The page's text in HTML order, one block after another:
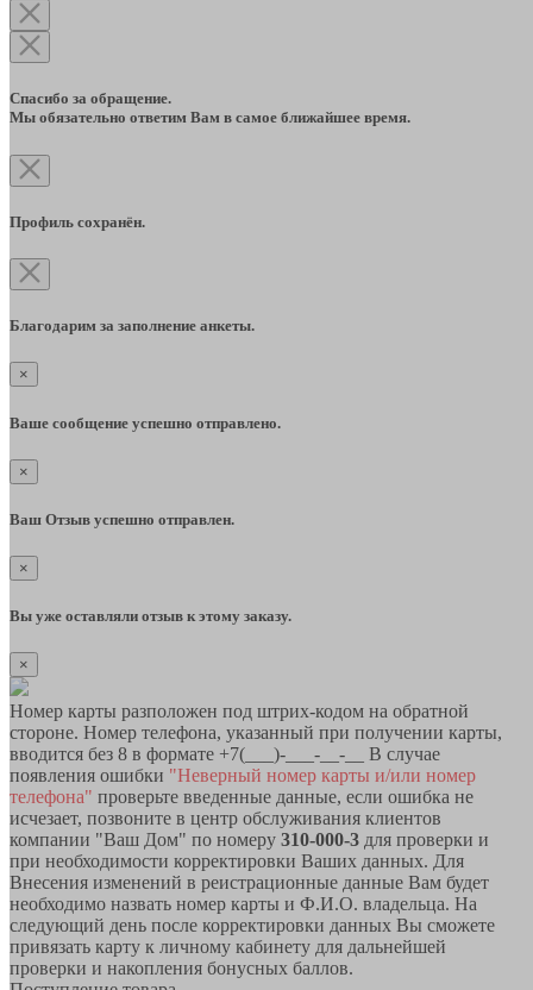
Спасибо за обращение.
Мы обязательно ответим Вам в самое ближайшее время.
Профиль сохранён.
Благодарим за заполнение анкеты.
×
Ваше сообщение успешно отправлено.
×
Ваш Отзыв успешно отправлен.
×
Вы уже оставляли отзыв к этому заказу.
×
Номер карты разположен под штрих-кодом на обратной
стороне. Номер телефона, указанный при получении карты,
вводится без 8 в формате +7(___)-___-__-__ В случае
появления ошибки "Неверный номер карты и/или номер
телефона" проверьте введенные данные, если ошибка не
исчезает, позвоните в центр обслуживания клиентов
компании "Ваш Дом" по номеру 310-000-3 для проверки и
при необходимости корректировки Ваших данных. Для
Внесения изменений в реистрационные данные Вам будет
необходимо назвать номер карты и Ф.И.О. владельца. На
следующий день после корректировки данных Вы сможете
привязать карту к личному кабинету для дальнейшей
проверки и накопления бонусных баллов.